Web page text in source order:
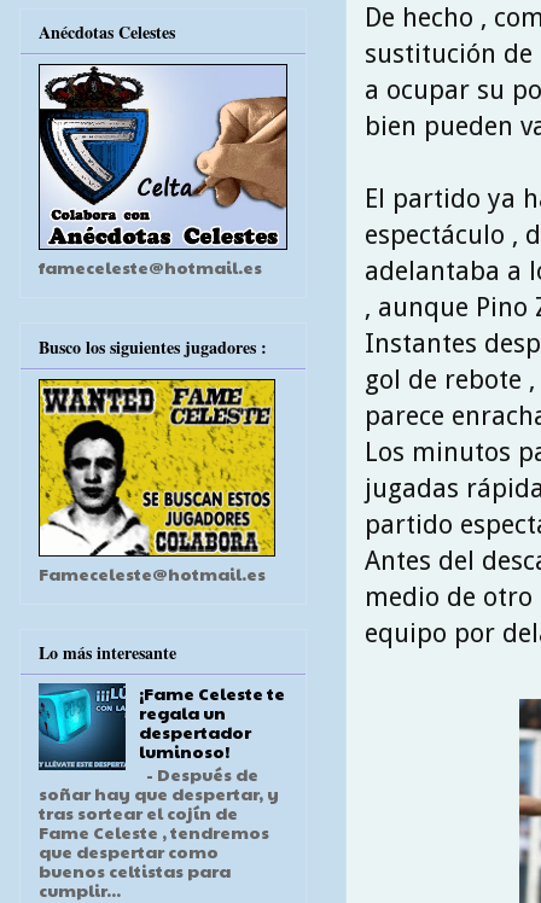
De hecho ,
sustitución de
a ocupar su
bien pueden
El partido ya
espectáculo ,
adelantaba a
, aunque Pino
Instantes
gol de rebote
parece
Los minutos
jugadas
partido
Antes del
medio de otro
equipo por
Anécdotas Celestes
fameceleste@hotmail.es
Busco los siguientes jugadores :
Fameceleste@hotmail.es
Lo más interesante
¡Fame Celeste te
regala un
despertador
luminoso!
- Después de
soñar hay que despertar, y
tras sortear el cojín de
Fame Celeste , tendremos
que despertar como
buenos celtistas para
cumplir...